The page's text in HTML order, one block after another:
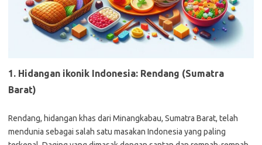
1. Hidangan ikonik Indonesia: Rendang (Sumatra
Barat)
Rendang, hidangan khas dari Minangkabau, Sumatra Barat, telah
mendunia sebagai salah satu masakan Indonesia yang paling